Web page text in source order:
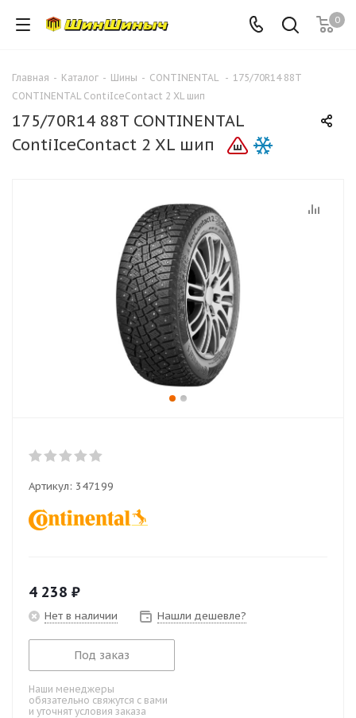
0
Главная - Каталог - Шины - CONTINENTAL - 175/70R14 88T
CONTINENTAL ContiIceContact 2 XL шип
175/70R14 88T CONTINENTAL
ContiIceContact 2 XL шип
Артикул: 347199
4 238 ₽
Нет в наличии Нашли дешевле?
Под заказ
Наши менеджеры
обязательно свяжутся с вами
и уточнят условия заказа